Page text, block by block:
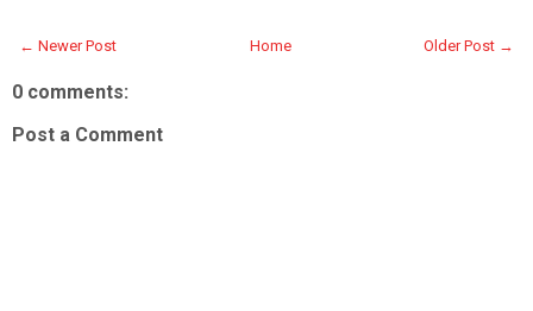
← Newer Post Older Post →
Home
0 comments:
Post a Comment